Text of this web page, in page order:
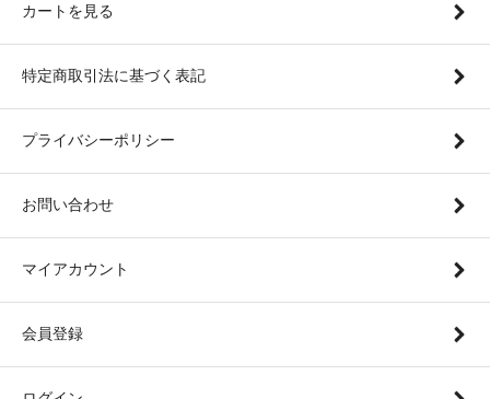
カートを見る
特定商取引法に基づく表記
プライバシーポリシー
お問い合わせ
マイアカウント
会員登録